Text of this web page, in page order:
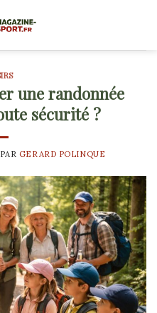
une randonnée
sécurité ?
PAR GERARD POLINQUE